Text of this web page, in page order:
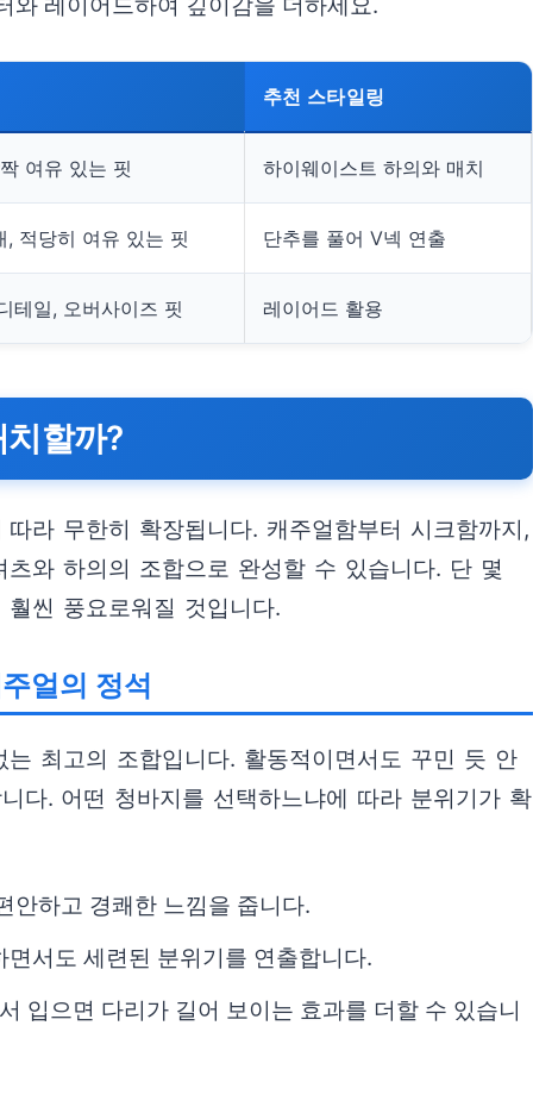
추천 스타일링
여유 있는 핏 하이웨이스트 하의와 매치
, 적당히 여유 있는 핏 단추를 풀어 V넥 연출
테일, 오버사이즈 핏 레이어드 활용
할까?
라 무한히 확장됩니다. 캐주얼함부터 시크함까지,
와 하의의 조합으로 완성할 수 있습니다. 단 몇
씬 풍요로워질 것입니다.
얼의 정석
최고의 조합입니다. 활동적이면서도 꾸민 듯 안
다. 어떤 청바지를 선택하느냐에 따라 분위기가 확
안하고 경쾌한 느낌을 줍니다.
서도 세련된 분위기를 연출합니다.
입으면 다리가 길어 보이는 효과를 더할 수 있습니